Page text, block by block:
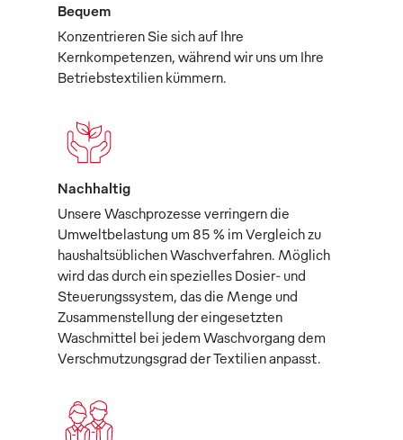
Bequem
Konzentrieren Sie sich auf Ihre
Kernkompetenzen, während wir uns um Ihre
Betriebstextilien kümmern.
Nachhaltig
Unsere Waschprozesse verringern die
Umweltbelastung um 85 % im Vergleich zu
haushaltsüblichen Waschverfahren. Möglich
wird das durch ein spezielles Dosier- und
Steuerungssystem, das die Menge und
Zusammenstellung der eingesetzten
Waschmittel bei jedem Waschvorgang dem
Verschmutzungsgrad der Textilien anpasst.